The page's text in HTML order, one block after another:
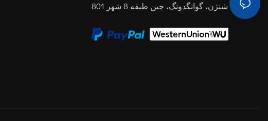
شنژن، گوانگدونگ، چین طبقه 8 شهر 801